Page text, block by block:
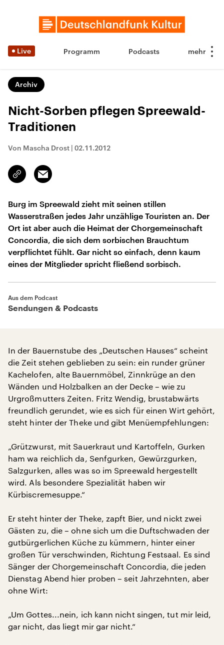
Live Programm Podcasts
Archiv
Nicht-Sorben pflegen Spreewald-
Traditionen
Von Mascha Drost | 02.11.2012
Link
kopieren/teilen
Email
Burg im Spreewald zieht mit seinen stillen
Wasserstraßen jedes Jahr unzählige Touristen an. Der
Ort ist aber auch die Heimat der Chorgemeinschaft
Concordia, die sich dem sorbischen Brauchtum
verpflichtet fühlt. Gar nicht so einfach, denn kaum
eines der Mitglieder spricht fließend sorbisch.
Aus dem Podcast
Sendungen & Podcasts
In der Bauernstube des „Deutschen Hauses“ scheint
die Zeit stehen geblieben zu sein: ein runder grüner
Kachelofen, alte Bauernmöbel, Zinnkrüge an den
Wänden und Holzbalken an der Decke – wie zu
Urgroßmutters Zeiten. Fritz Wendig, brustabwärts
freundlich gerundet, wie es sich für einen Wirt gehört,
steht hinter der Theke und gibt Menüempfehlungen:
„Grützwurst, mit Sauerkraut und Kartoffeln, Gurken
ham wa reichlich da, Senfgurken, Gewürzgurken,
Salzgurken, alles was so im Spreewald hergestellt
wird. Als besondere Spezialität haben wir
Kürbiscremesuppe.“
Er steht hinter der Theke, zapft Bier, und nickt zwei
Gästen zu, die – ohne sich um die Duftschwaden der
gutbürgerlichen Küche zu kümmern, hinter einer
großen Tür verschwinden, Richtung Festsaal. Es sind
Sänger der Chorgemeinschaft Concordia, die jeden
Dienstag Abend hier proben – seit Jahrzehnten, aber
ohne Wirt:
„Um Gottes...nein, ich kann nicht singen, tut mir leid,
gar nicht, das liegt mir gar nicht.“